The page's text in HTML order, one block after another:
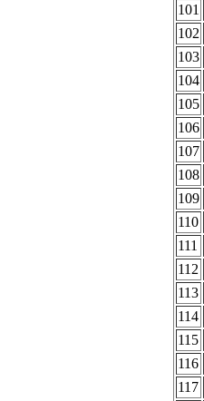
101
102
103
104
105
106
107
108
109
110
111
112
113
114
115
116
117